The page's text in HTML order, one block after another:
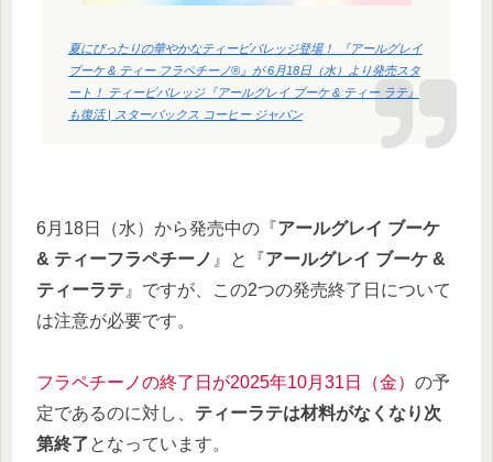
夏にぴったりの華やかなティービバレッジ登場！ 『アールグレイ
ブーケ & ティー フラペチーノ®』が 6月18日（水）より発売スタ
ート！ ティービバレッジ『アールグレイ ブーケ & ティー ラテ』
も復活 | スターバックス コーヒー ジャパン
6月18日（水）から発売中の『アールグレイ ブーケ
& ティーフラペチーノ 』と『アールグレイ ブーケ &
ティーラテ 』ですが、この2つの発売終了日について
は注意が必要です。
フラペチーノの終了日が2025年10月31日（金） の予
定であるのに対し、 ティーラテは材料がなくなり次
第終了となっています。